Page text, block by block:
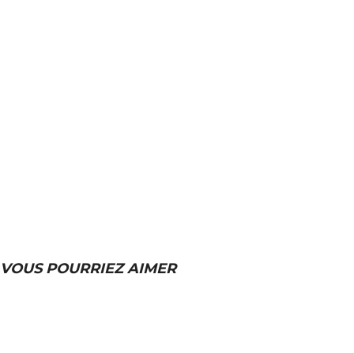
VOUS POURRIEZ AIMER